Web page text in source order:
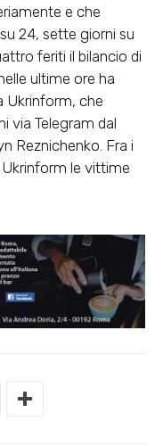
e che
24, sette giorni su
feriti il bilancio di
ultime ore ha
Ukrinform, che
via Telegram dal
Reznichenko. Fra i
le vittime